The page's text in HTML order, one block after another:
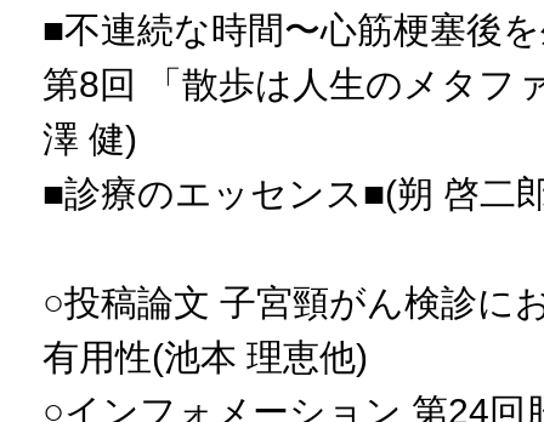
■不連続な時間〜心筋梗塞後
第8回 「散歩は人生のメタフ
澤 健)
■診療のエッセンス■(朔 啓二
○投稿論文 子宮頸がん検診に
有用性(池本 理恵他)
○インフォメーション 第24回